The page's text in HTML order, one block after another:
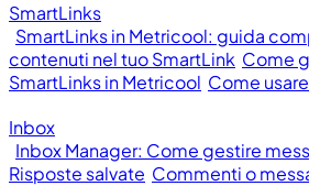
SmartLinks
SmartLinks in Metricool: guida
contenuti nel tuo SmartLink Come
SmartLinks in Metricool Come
Inbox
Inbox Manager: Come gestire
Risposte salvate Commenti o